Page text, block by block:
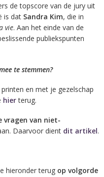
de topscore van de jury uit
is dat Sandra Kim, die in
vie. Aan het einde van de
publiekspunten
te stemmen?
en met je gezelschap
hierterug.
vragen van niet-
Daarvoor dient dit artikel.
hieronder terug op volgorde